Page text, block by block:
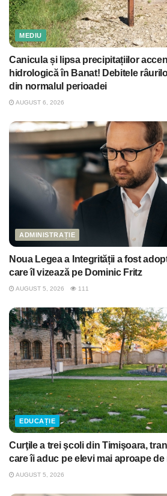
MEDIU
Canicula și lipsa precipitațiilor
hidrologică în Banat! Debitele
din normalul perioadei
AUGUST 6, 2026
ADMINISTRAȚIE
Noua Legea a Integrității a fost
care îl vizează pe Dominic Fritz
AUGUST 5, 2026 111
EDUCAȚIE
Curţile a trei şcoli din Timişoara,
care îi aduc pe elevi mai aproape de
AUGUST 5, 2026